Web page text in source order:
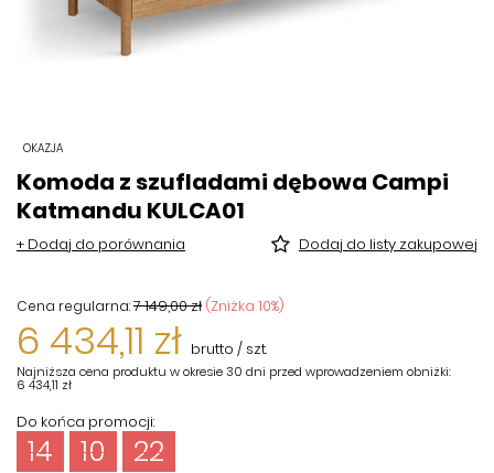
OKAZJA
Komoda z szufladami dębowa Campi
Katmandu KULCA01
+ Dodaj do porównania Dodaj do listy zakupowej
Cena regularna:7 149,00 zł (Zniżka 10%)
6 434,11 zł brutto / szt.
Najniższa cena produktu w okresie 30 dni przed wprowadzeniem obniżki:
6 434,11 zł
Do końca promocji:
14 10 22